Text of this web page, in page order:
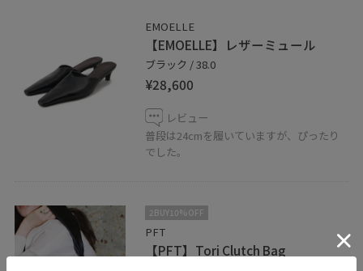
EMOELLE
【EMOELLE】レザーミュール
ブラック / 38.0
¥28,600
レビュー
普段は24cmを履いていますが、ぴったり
でした。
2BUY10%OFF
PFT
【PFT】Tori Clutch Bag